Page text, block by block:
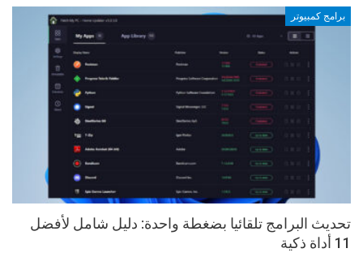
برامج كمبيوتر
تحديث البرامج تلقائيا بضغطة واحدة: دليل شامل لأفضل
11 أداة ذكية